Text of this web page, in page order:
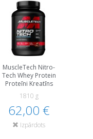
MuscleTech Nitro-
Tech Whey Protein
Proteīni Kreatīns
1810 g
62,00 €
Izpārdots